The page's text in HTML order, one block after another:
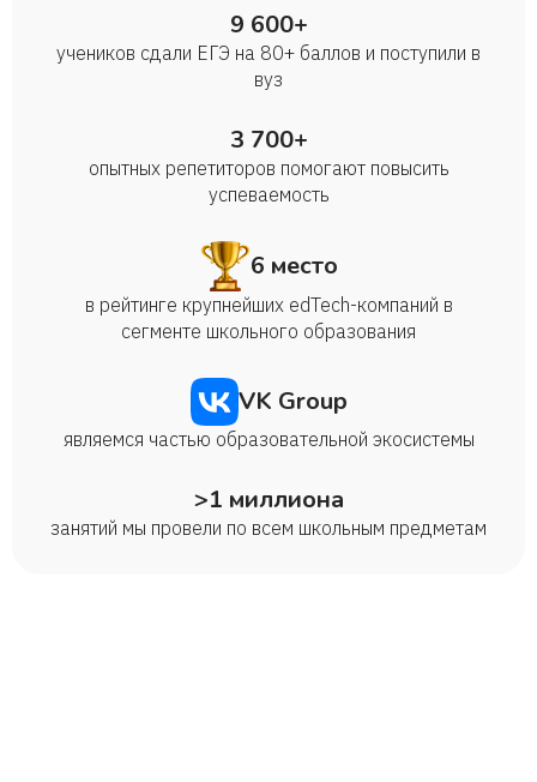
9 600+
учеников сдали ЕГЭ на 80+ баллов и поступили в
вуз
3 700+
опытных репетиторов помогают повысить
успеваемость
6 место
в рейтинге крупнейших edTech-компаний в
сегменте школьного образования
VK Group
являемся частью образовательной экосистемы
>1 миллиона
занятий мы провели по всем школьным предметам